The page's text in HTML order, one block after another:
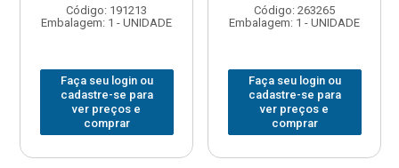
Código: 191213
Embalagem: 1 - UNIDADE
Faça seu login ou
cadastre-se para
ver preços e
comprar
Código: 263265
Embalagem: 1 - UNIDADE
Faça seu login ou
cadastre-se para
ver preços e
comprar